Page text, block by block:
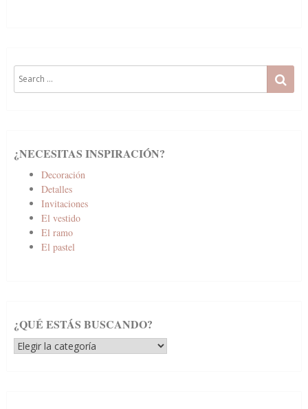
for:
¿NECESITAS INSPIRACIÓN?
Decoración
Detalles
Invitaciones
El vestido
El ramo
El pastel
¿QUÉ ESTÁS BUSCANDO?
¿Qué